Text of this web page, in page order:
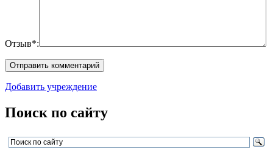
Отзыв*:
Добавить учреждение
Поиск по сайту